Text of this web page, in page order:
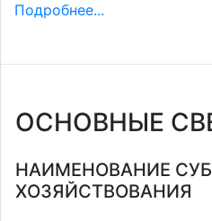
Подробнее...
ОСНОВНЫЕ
НАИМЕНОВАНИЕ
ХОЗЯЙСТВОВАНИЯ